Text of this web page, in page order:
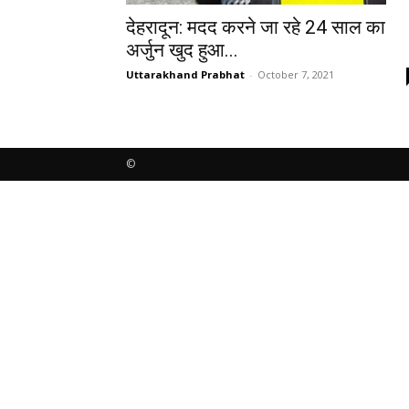
देहरादून: मदद करने जा रहे 24 साल का
अर्जुन खुद हुआ...
Uttarakhand Prabhat - October 7, 2021
©